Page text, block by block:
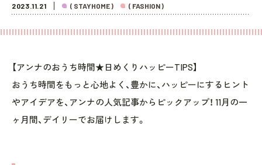
2023.11.21 ( STAYHOME ) ( FASHION )
【アンナのおうち時間★日めくりハッピーTIPS】
おうち時間をもっと心地よく、豊かに、ハッピーにするヒント
やアイデアを、アンナの人気記事からピックアップ！ 11月の一
ヶ月間、デイリーでお届けします。